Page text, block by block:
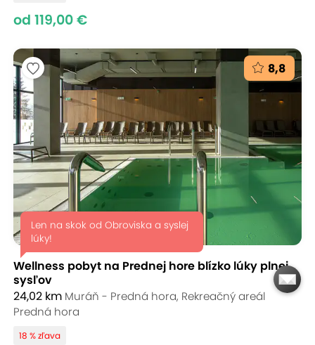
od 119,00 €
8,8
Len na skok od Obroviska a syslej
lúky!
Wellness pobyt na Prednej hore blízko lúky plnej
sysľov
24,02 km Muráň - Predná hora, Rekreačný areál
Predná hora
18 % zľava